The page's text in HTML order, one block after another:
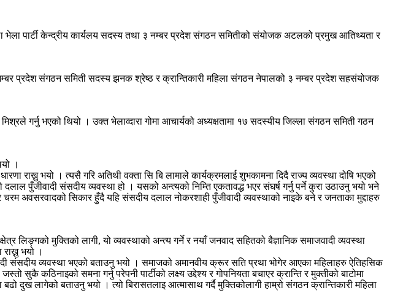
भेला पार्टी केन्द्रीय कार्यलय सदस्य तथा ३ नम्बर प्रदेश संगठन समितीको संयोजक अटलको प्रमुख आतिथ्यता र
प्रदेश संगठन समिती सदस्य झनक श्रेष्ठ र क्रान्तिकारी महिला संगठन नेपालको ३ नम्बर प्रदेश सहसंयोजक
गर्नु भएको थियो । उक्त भेलाव्दारा गोमा आचार्यको अध्यक्षतामा १७ सदस्यीय जिल्ला संगठन समिती गठन
।
राख्नु भयो । त्यसै गरि अतिथी वक्ता सि बि लामाले कार्यक्रमलाई शुभकामना दिदै राज्य व्यवस्था दोषि भएको
संसदीय व्यवस्था हो । यसको अन्त्यको निम्ति एकतावद्ध भएर संघर्ष गर्नु पर्ने कुरा उठाउनु भयो भने
अवसरवादको सिकार हुँदै यहि संसदीय दलाल नोकरशाही पुँजीवादी व्यवस्थाको नाइके बने र जनताका मुद्दाहरु
लिङ्गको मुक्तिको लागी, यो व्यवस्थाको अन्त्य गर्ने र नयाँ जनवाद सहितको बैज्ञानिक समाजवादी व्यवस्था
भयो ।
संसदीय व्यवस्था भएको बताउनु भयो । समाजको अमानवीय क्रूर सति प्रथा भोगेर आएका महिलाहरु ऐतिहसिक
कठिनाइको समना गर्नु परेपनी पार्टीको लक्ष्य उद्देश्य र गोपनियता बचाएर क्रान्ति र मुक्तीको बाटोमा
लागेको बताउनु भयो । त्यो बिरासतलाइ आत्मासाथ गर्दै मुक्तिकोलागी हाम्रो संगठन क्रान्तिकारी महिला